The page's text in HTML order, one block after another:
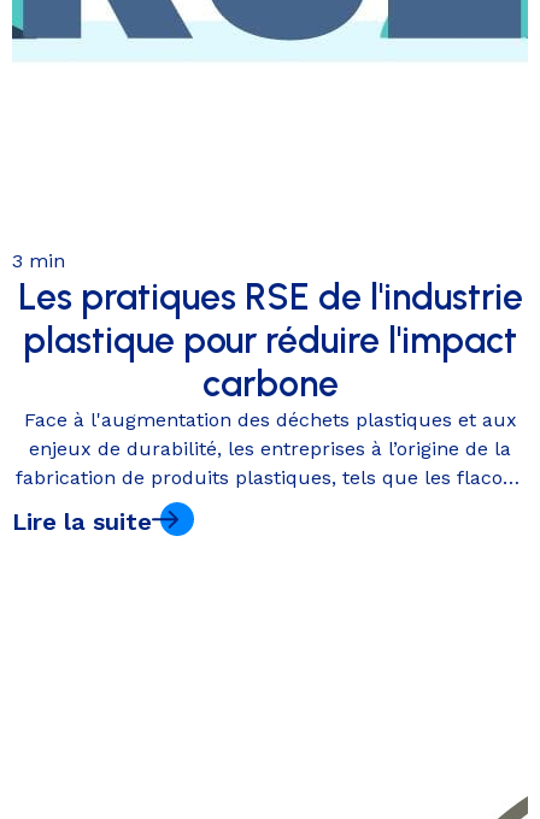
3 min
Les pratiques RSE de l'industrie
plastique pour réduire l'impact
carbone
Face à l'augmentation des déchets plastiques et aux
enjeux de durabilité, les entreprises à l’origine de la
fabrication de produits plastiques, tels que les flacons
et bidons conçus chez Ozembal, ont définitivement un
Lire la suite